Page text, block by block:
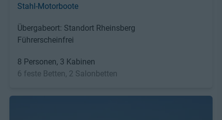
Stahl-Motorboote
Übergabeort: Standort Rheinsberg
Führerscheinfrei
8 Personen, 3 Kabinen
6 feste Betten, 2 Salonbetten